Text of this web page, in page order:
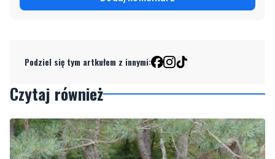
Podziel się tym artkułem z innymi:
Czytaj również